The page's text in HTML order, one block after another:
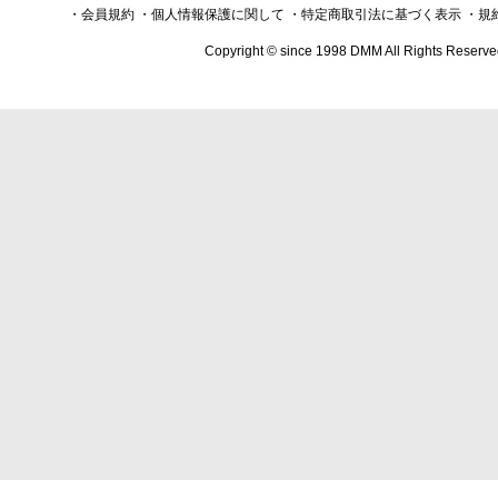
・会員規約 ・個人情報保護に関して ・特定商取引法に基づく表示 ・規
Copyright © since 1998 DMM All Rights